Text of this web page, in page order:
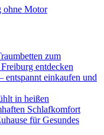
ohne Motor
zum
entdecken
entspannt einkaufen und
in heißen
Schlafkomfort
für Gesundes